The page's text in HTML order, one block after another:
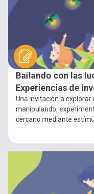
Bailando con las
Experiencias de
Una invitación a explorar
manipulando,
cercano mediante